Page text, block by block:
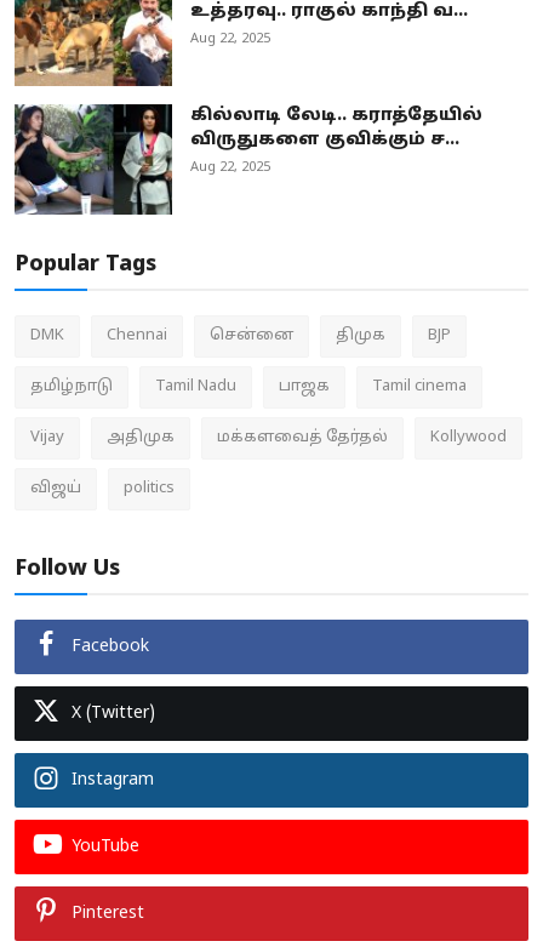
உத்தரவு.. ராகுல் காந்தி வ...
Aug 22, 2025
கில்லாடி லேடி.. கராத்தேயில்
விருதுகளை குவிக்கும் ச...
Aug 22, 2025
Popular Tags
DMK Chennai சென்னை திமுக BJP
தமிழ்நாடு Tamil Nadu பாஜக Tamil cinema
Vijay அதிமுக மக்களவைத் தேர்தல் Kollywood
விஜய் politics
Follow Us
Facebook
X (Twitter)
Instagram
YouTube
Pinterest